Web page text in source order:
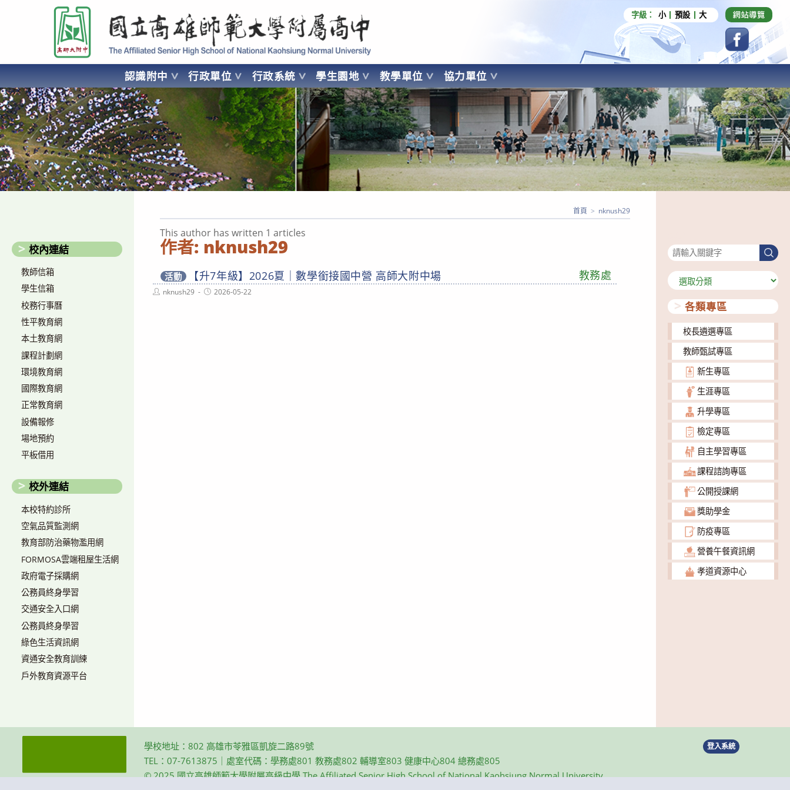
要
容
國立高雄師範大學附屬高級中學 Affiliated Senior High School of National Kaohsiung Normal University
字級： 小 預設 大
認識附中 行政單位 行政系統 學生園地 教學單位 協力單位
AFFILIATED SENIOR HIGH SCHOOL OF NATIONAL KAOHSIUNG NORMAL UNIVERSITY
作者: nknush29
This author has written 1 articles
首頁 > nknush29
活動 【升7年級】2026夏｜數學銜接國中營 高師大附中場 教務處
Postnknush29
Post2026-05-22
校內連結
教師信箱
學生信箱
校務行事曆
性平教育網
本土教育網
課程計劃網
環境教育網
國際教育網
正常教育網
設備報修
場地預約
平板借用
校外連結
本校特約診所
空氣品質監測網
教育部防治藥物濫用網
FORMOSA雲端租屋生活網
政府電子採購網
公務員終身學習
交通安全入口網
公務員終身學習
綠色生活資訊網
資通安全教育訓練
戶外教育資源平台
搜
尋
分
類
各類專區
校長遴選專區
教師甄試專區
新生專區
生涯專區
升學專區
檢定專區
自主學習專區
課程諮詢專區
公開授課網
獎助學金
防疫專區
營養午餐資訊網
孝道資源中心
學校地址：802 高雄市苓雅區凱旋二路89號
TEL：07-7613875｜處室代碼：學務處801 教務處802 輔導室803 健康中心804 總務處805
© 2025 國立高雄師範大學附屬高級中學 The Affiliated Senior High School of National Kaohsiung Normal University
登入系統